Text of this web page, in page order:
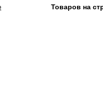
Товаров на